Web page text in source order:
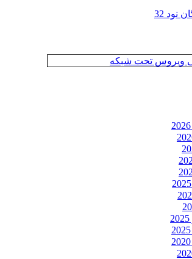
نود 32
ویروس تحت شبکه